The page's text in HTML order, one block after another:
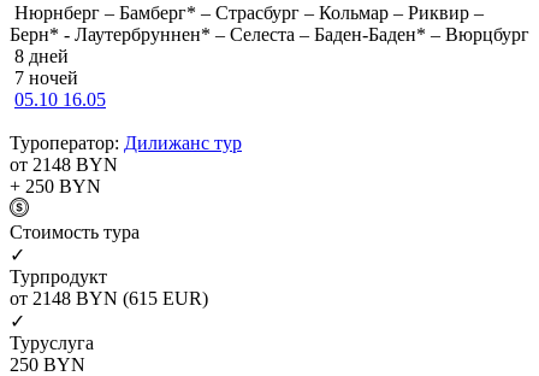
Нюрнберг – Бамберг* – Страсбург – Кольмар – Риквир –
Берн* - Лаутербруннен* – Селеста – Баден-Баден* – Вюрцбург
8 дней
7 ночей
05.10 16.05
Туроператор: Дилижанс тур
от 2148 BYN
+ 250 BYN
Cтоимость тура
✓
Турпродукт
от 2148 BYN (615 EUR)
✓
Туруслуга
250 BYN